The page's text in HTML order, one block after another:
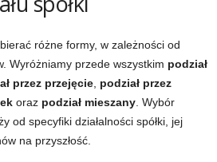
różne formy, w zależności od
Wyróżniamy przede wszystkim podział
przez przejęcie podział przez
oraz podział mieszany . Wybór
od specyfiki działalności spółki, jej
na przyszłość.